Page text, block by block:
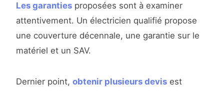
Les garanties proposées sont à examiner
attentivement. Un électricien qualifié propose
une couverture décennale, une garantie sur le
matériel et un SAV.
Dernier point, obtenir plusieurs devis est